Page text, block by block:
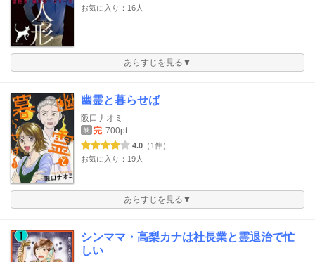
お気に入り：16人
あらすじを見る▼
幽霊と暮らせば
阪口ナオミ
巻 完 700pt
4.0 （1件）
お気に入り：19人
あらすじを見る▼
シンママ・高梨カナは社長業と霊退治で忙
しい